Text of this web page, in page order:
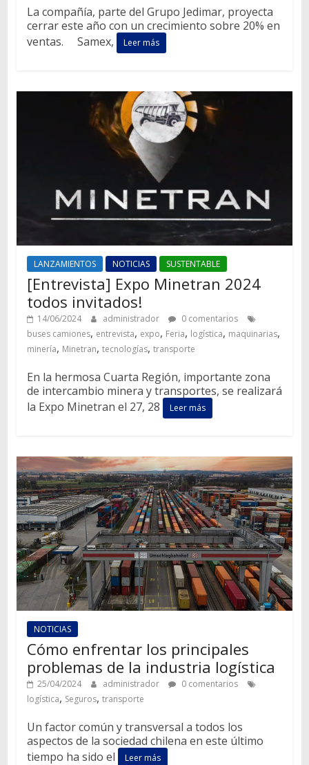
La compañía, parte del Grupo Jedimar, proyecta
cerrar este año con un crecimiento sobre 20% en
ventas. Samex,
Leer más
LANZAMIENTOS NOTICIAS SUSTENTABLE
[Entrevista] Expo Minetran 2024
todos invitados!
14/06/2024 administrador
0 comentarios
buses camiones, entrevista, expo, Feria, logística, maquinarias,
minería, Minetran, tecnologías, transporte
En la hermosa Cuarta Región, importante zona
de intercambio minera y transportes, se realizará
la Expo Minetran el 27, 28
Leer más
NOTICIAS
Cómo enfrentar los principales
problemas de la industria logística
25/04/2024 administrador
0 comentarios
logística, Seguros, transporte
Un factor común y transversal a todos los
aspectos de la sociedad chilena en este último
tiempo ha sido el
Leer más